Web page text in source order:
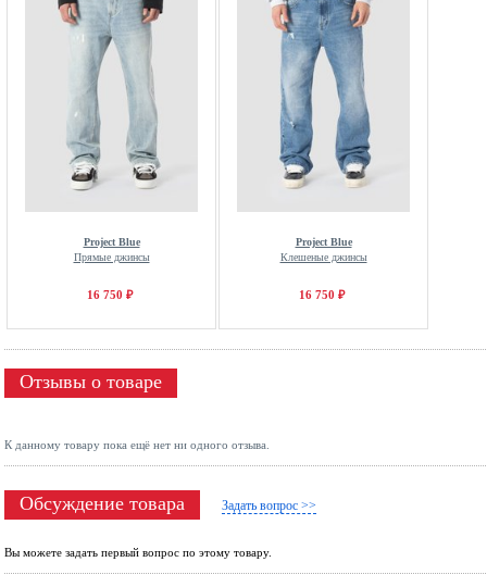
Project Blue
Прямые джинсы
16 750 ₽
Project Blue
Клешеные джинсы
16 750 ₽
Отзывы о товаре
К данному товару пока ещё нет ни одного отзыва.
Обсуждение товара Задать вопрос >>
Вы можете задать первый вопрос по этому товару.